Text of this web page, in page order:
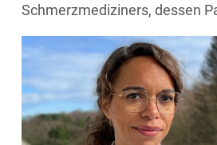
Schmerzmediziners, dessen